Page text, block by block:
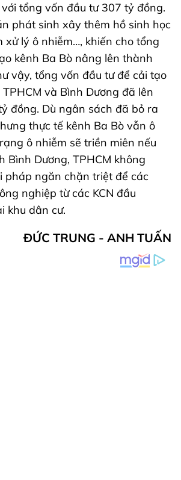
tổng vốn đầu tư 307 tỷ đồng.
phát sinh xây thêm hồ sinh học
xử lý ô nhiễm…, khiến cho tổng
kênh Ba Bò nâng lên thành
vậy, tổng vốn đầu tư để cải tạo
và Bình Dương đã lên
đồng. Dù ngân sách đã bỏ ra
thực tế kênh Ba Bò vẫn ô
ô nhiễm sẽ triền miên nếu
Bình Dương, TPHCM không
pháp ngăn chặn triệt để các
nghiệp từ các KCN đầu
khu dân cư.
ĐỨC TRUNG - ANH TUẤN